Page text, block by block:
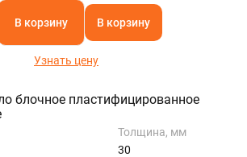
В корзину В корзину
Узнать цену
блочное пластифицированное
Толщина, мм
30